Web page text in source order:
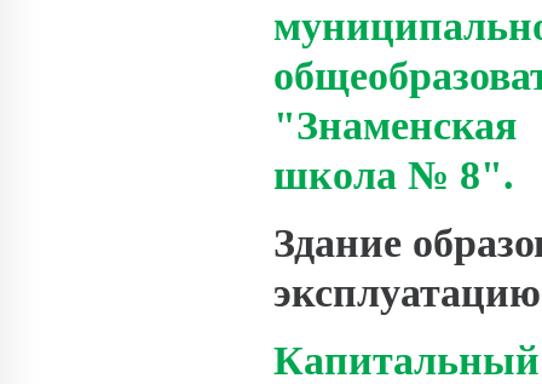
школа № 8".
Здание
Капитальный